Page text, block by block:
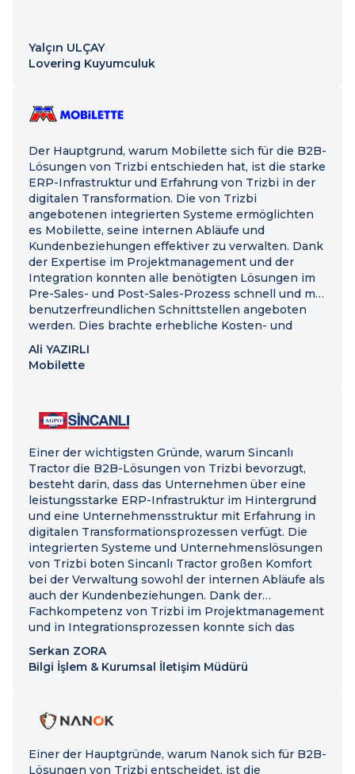
Yalçın ULÇAY
Lovering Kuyumculuk
Der Hauptgrund, warum Mobilette sich für die B2B-
Lösungen von Trizbi entschieden hat, ist die starke
ERP-Infrastruktur und Erfahrung von Trizbi in der
digitalen Transformation. Die von Trizbi
angebotenen integrierten Systeme ermöglichten
es Mobilette, seine internen Abläufe und
Kundenbeziehungen effektiver zu verwalten. Dank
der Expertise im Projektmanagement und der
Integration konnten alle benötigten Lösungen im
Pre-Sales- und Post-Sales-Prozess schnell und mit
benutzerfreundlichen Schnittstellen angeboten
werden. Dies brachte erhebliche Kosten- und
Zeitvorteile.
Ali YAZIRLI
Mobilette
Einer der wichtigsten Gründe, warum Sincanlı
Tractor die B2B-Lösungen von Trizbi bevorzugt,
besteht darin, dass das Unternehmen über eine
leistungsstarke ERP-Infrastruktur im Hintergrund
und eine Unternehmensstruktur mit Erfahrung in
digitalen Transformationsprozessen verfügt. Die
integrierten Systeme und Unternehmenslösungen
von Trizbi boten Sincanlı Tractor großen Komfort
bei der Verwaltung sowohl der internen Abläufe als
auch der Kundenbeziehungen. Dank der
Fachkompetenz von Trizbi im Projektmanagement
und in Integrationsprozessen konnte sich das
Unternehmen schnell an seine Wachstumsziele
anpassen.
Serkan ZORA
Bilgi İşlem & Kurumsal İletişim Müdürü
Einer der Hauptgründe, warum Nanok sich für B2B-
Lösungen von Trizbi entscheidet, ist die